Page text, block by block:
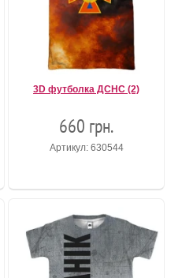
3D футболка ДСНС (2)
660 грн.
Артикул: 630544